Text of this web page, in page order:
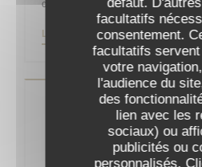
facultatifs
consentement.
facultatifs
votre
l'audience du
des
lien avec les
sociaux) ou
publicités ou
personnalisés.
comme directeur en 1991 pour la
LIRE L'ARTICLE((OUVRE UNE